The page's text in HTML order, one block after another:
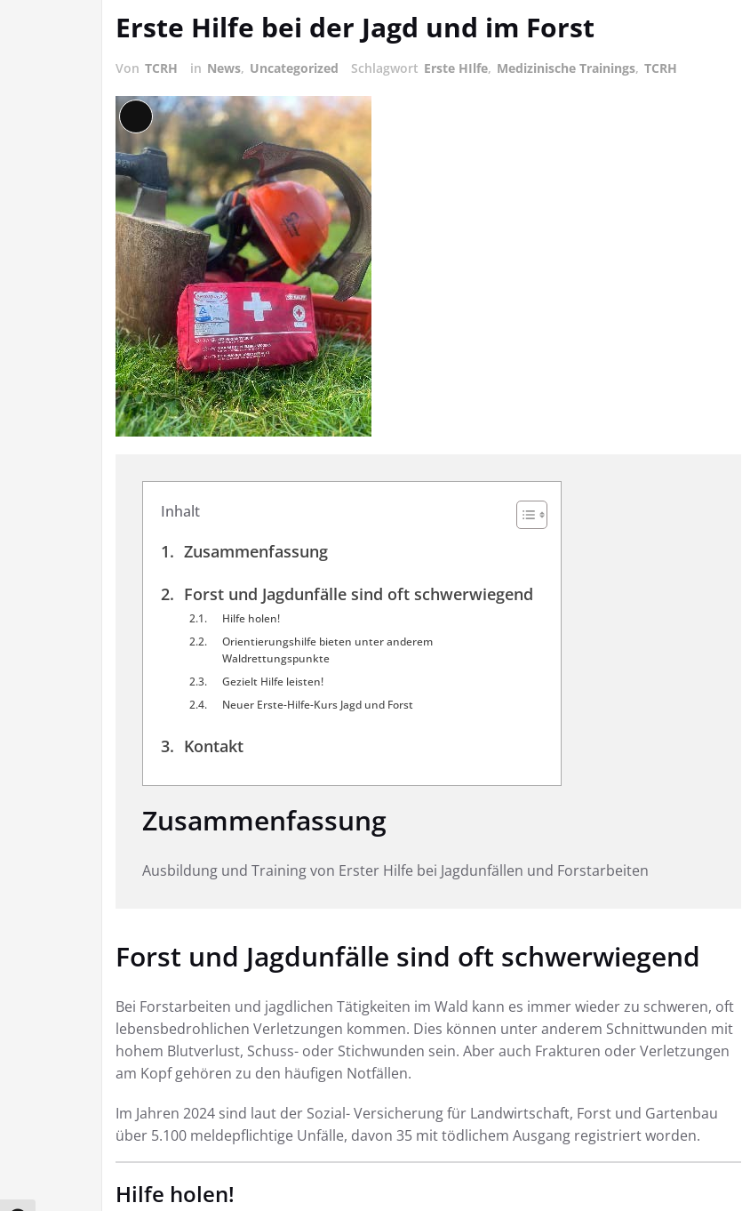
Erste Hilfe bei der Jagd und im Forst
Von TCRH in News, Uncategorized Schlagwort Erste HIlfe, Medizinische Trainings, TCRH
Lange
Beschreibung
Inhalt
Zusammenfassung
Forst und Jagdunfälle sind oft schwerwiegend
Hilfe holen!
Orientierungshilfe bieten unter anderem
Waldrettungspunkte
Gezielt Hilfe leisten!
Neuer Erste-Hilfe-Kurs Jagd und Forst
Kontakt
Zusammenfassung
Ausbildung und Training von Erster Hilfe bei Jagdunfällen und Forstarbeiten
Forst und Jagdunfälle sind oft schwerwiegend
Bei Forstarbeiten und jagdlichen Tätigkeiten im Wald kann es immer wieder zu schweren, oft
lebensbedrohlichen Verletzungen kommen. Dies können unter anderem Schnittwunden mit
hohem Blutverlust, Schuss- oder Stichwunden sein. Aber auch Frakturen oder Verletzungen
am Kopf gehören zu den häufigen Notfällen.
Im Jahren 2024 sind laut der Sozial- Versicherung für Landwirtschaft, Forst und Gartenbau
über 5.100 meldepflichtige Unfälle, davon 35 mit tödlichem Ausgang registriert worden.
Hilfe holen!